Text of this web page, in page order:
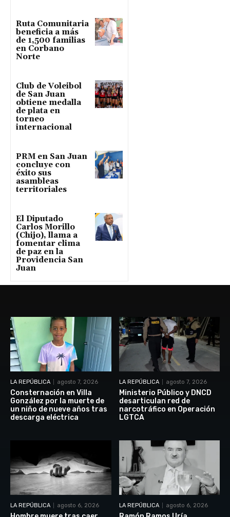
Ruta Comunitaria
beneficia a más
de 1,500 familias
en Corbano
Norte
Club de Voleibol
de San Juan
obtiene medalla
de plata en
torneo
internacional
PRM en San Juan
concluye con
éxito sus
asambleas
territoriales
El Diputado
Carlos Morillo
(Chijo), llama a
fomentar clima
de paz en la
Providencia San
Juan
LA REPÚBLICA agosto 7, 2026
Consternación en Villa
González por la muerte de
un niño de nueve años tras
descarga eléctrica
LA REPÚBLICA agosto 7, 2026
Ministerio Público y DNCD
desarticulan red de
narcotráfico en Operación
LGTCA
LA REPÚBLICA agosto 6, 2026 LA REPÚBLICA agosto 6, 2026